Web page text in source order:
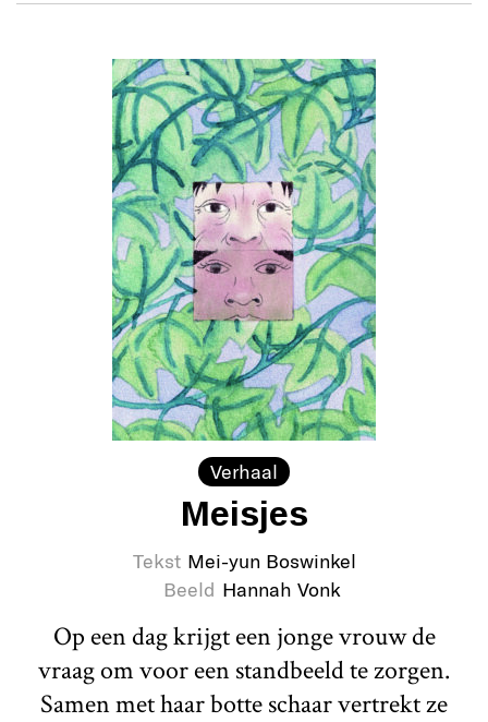
Verhaal
Meisjes
Tekst Mei-yun Boswinkel
Beeld Hannah Vonk
Op een dag krijgt een jonge vrouw de
vraag om voor een standbeeld te zorgen.
Samen met haar botte schaar vertrekt ze